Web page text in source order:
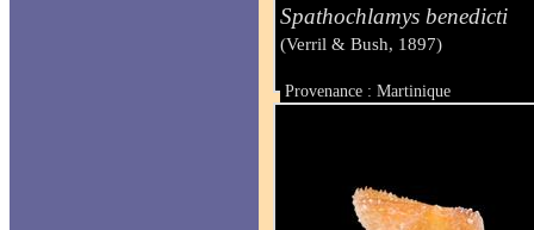
Spathochlamys benedicti
(Verril & Bush, 1897)
Provenance : Martinique
Taille : 25 mm